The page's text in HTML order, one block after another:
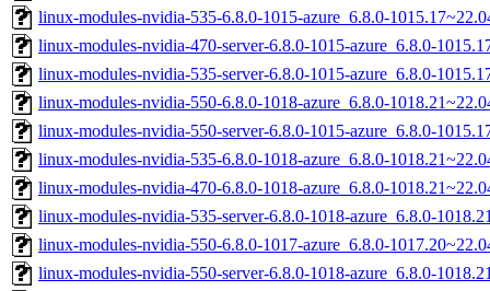
linux-modules-nvidia-535-6.8.0-1015-azure_6.8.0-
linux-modules-nvidia-470-server-6.8.0-1015-azure_6.8.0-
linux-modules-nvidia-535-server-6.8.0-1015-azure_6.8.0-
linux-modules-nvidia-550-6.8.0-1018-azure_6.8.0-
linux-modules-nvidia-550-server-6.8.0-1015-azure_6.8.0-
linux-modules-nvidia-535-6.8.0-1018-azure_6.8.0-
linux-modules-nvidia-470-6.8.0-1018-azure_6.8.0-
linux-modules-nvidia-535-server-6.8.0-1018-azure_6.8.0-
linux-modules-nvidia-550-6.8.0-1017-azure_6.8.0-
linux-modules-nvidia-550-server-6.8.0-1018-azure_6.8.0-